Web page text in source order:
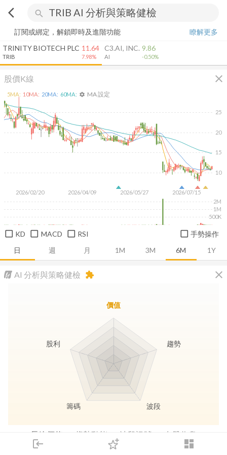
arrow_back_ios search
login dashboard
下單
訂閱或綁定，解鎖即時及進階功能
瞭解更多
TRINITY BIOTECH PLC
TRIB
11.64
7.98%
C3.AI, INC.
AI
9.86
-0.50%
股價K線 close
日 週 月 1M 3M 6M 1Y
2026/02/20 2026/04/09 2026/05/27 2026/07/15
10
15
20
25
500K
1M
2M
5MA: 10MA: 20MA: 60MA: settings MA 設定
KD MACD RSI 手勢操作
AI 分析與策略健檢 close
extension
長線價值 趨勢動能 波段訊號 存股收息
價值
趨勢
波段
籌碼
股利